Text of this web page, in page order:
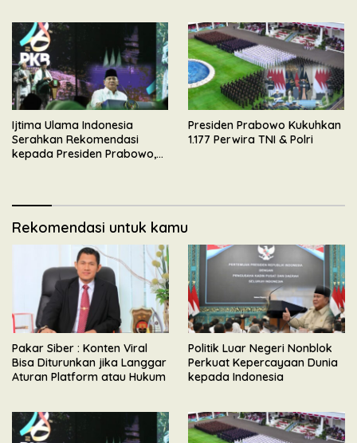
Ijtima Ulama Indonesia
Serahkan Rekomendasi
kepada Presiden Prabowo,
Presiden Prabowo Kukuhkan
1.177 Perwira TNI & Polri
Rekomendasi untuk kamu
Pakar Siber : Konten Viral
Bisa Diturunkan jika Langgar
Aturan Platform atau Hukum
Politik Luar Negeri Nonblok
Perkuat Kepercayaan Dunia
kepada Indonesia